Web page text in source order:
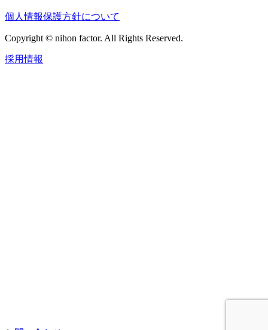
個人情報保護方針について
Copyright © nihon factor. All Rights Reserved.
採用情報